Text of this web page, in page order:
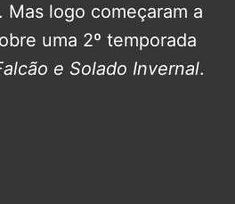
Mas logo começaram a
uma 2º temporada
e Solado Invernal.